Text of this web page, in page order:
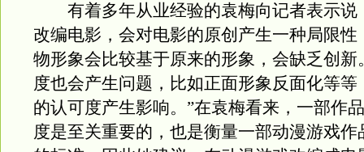
有着多年从业经验的袁梅向记者表示说
改编电影，会对电影的原创产生一种局限性
物形象会比较基于原来的形象，会缺乏创新
度也会产生问题，比如正面形象反面化等等
的认可度产生影响。”在袁梅看来，一部作
度是至关重要的，也是衡量一部动漫游戏作